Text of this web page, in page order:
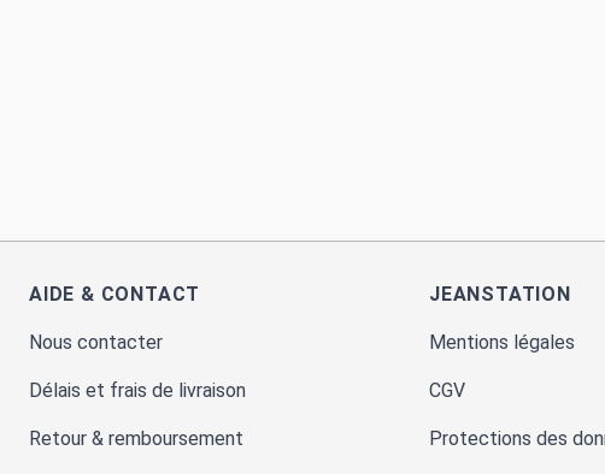
AIDE & CONTACT
Nous contacter
Délais et frais de livraison
Retour & remboursement
JEANSTATION
Mentions légales
CGV
Protections des